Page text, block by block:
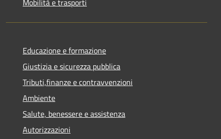
Mobilità e trasporti
Educazione e formazione
Giustizia e sicurezza pubblica
Tributi,finanze e contravvenzioni
Ambiente
Salute, benessere e assistenza
Autorizzazioni